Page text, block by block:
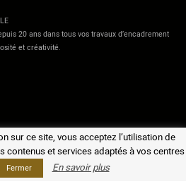
20 ans dans tous vos travaux d’encadrement
et créativité.
sur ce site, vous acceptez l’utilisation de
contenus et services adaptés à vos centres
Fermer En savoir plus